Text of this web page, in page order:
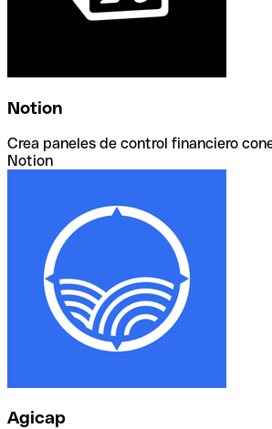
Notion
Crea paneles de control financiero
Notion
Agicap